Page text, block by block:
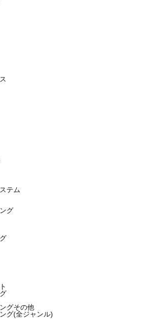
テム
グ
グその他
グ(全ジャンル)